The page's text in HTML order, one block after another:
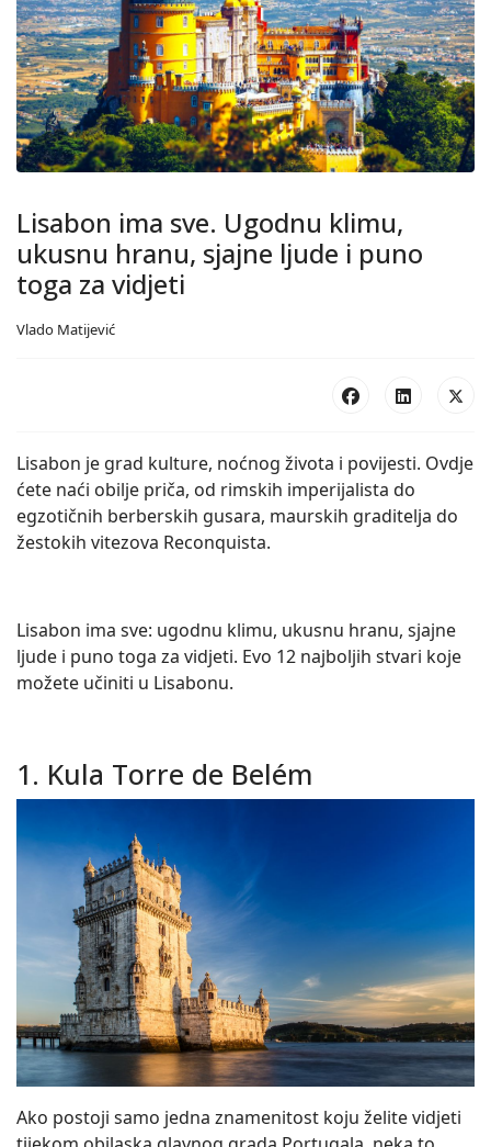
Lisabon ima sve. Ugodnu klimu,
ukusnu hranu, sjajne ljude i puno
toga za vidjeti
Vlado Matijević
Lisabon je grad kulture, noćnog života i povijesti. Ovdje
ćete naći obilje priča, od rimskih imperijalista do
egzotičnih berberskih gusara, maurskih graditelja do
žestokih vitezova Reconquista.
Lisabon ima sve: ugodnu klimu, ukusnu hranu, sjajne
ljude i puno toga za vidjeti. Evo 12 najboljih stvari koje
možete učiniti u Lisabonu.
1. Kula Torre de Belém
Ako postoji samo jedna znamenitost koju želite vidjeti